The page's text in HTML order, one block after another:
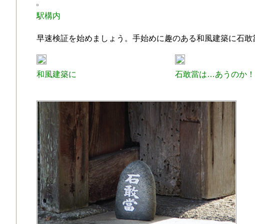
駅構内
早速検証を始めましょう。手始めに趣のある和風建築に石敢
和風建築に 石敢當は…あうのか！